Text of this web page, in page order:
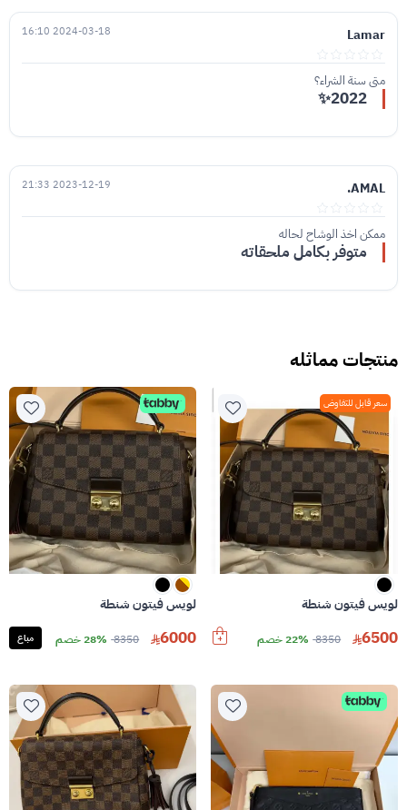
Lamar
2024-03-18 16:10
متى سنة الشراء؟
2022✨
AMAL.
2023-12-19 21:33
ممكن اخذ الوشاح لحاله
متوفر بكامل ملحقاته
منتجات مماثله
سعر قابل للتفاوض
لويس فيتون شنطة
6500
8350 22% خصم
لويس فيتون شنطة
6000
8350 28% خصم مباع